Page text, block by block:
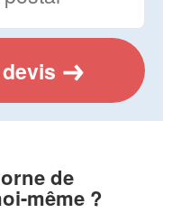
de
même ?